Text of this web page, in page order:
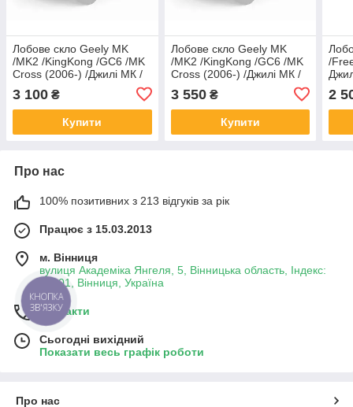
Лобове скло Geely MK
/MK2 /KingKong /GC6 /MK
Cross (2006-) /Джилі МК /
Крос
3 100 ₴
Купити
Лобове скло Geely MK
/MK2 /KingKong /GC6 /MK
Cross (2006-) /Джилі МК /
Крос
3 550₴
Купити
/
2
Про нас
100% позитивних з 213 відгуків за рік
Працює з 15.03.2013
м. Вінниця
вулиця Академіка Янгеля, 5, Вінницька область, Індекс:
21001, Вінниця, Україна
Контакти
Сьогодні вихідний
Показати весь графік роботи
Про нас
КНОПКА
ЗВ'ЯЗКУ